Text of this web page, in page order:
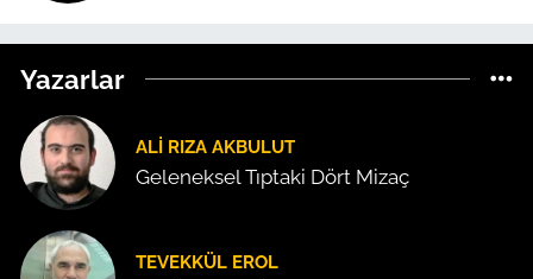
Yazarlar
ALI RIZA AKBULUT
Geleneksel Tıptaki Dört Mizaç
TEVEKKÜL EROL